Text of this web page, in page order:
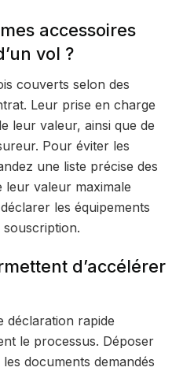
accessoires
vol ?
couverts selon des
Leur prise en charge
leur valeur, ainsi que de
Pour éviter les
une liste précise des
leur valeur maximale
les équipements
d’accélérer
déclaration rapide
le processus. Déposer
documents demandés